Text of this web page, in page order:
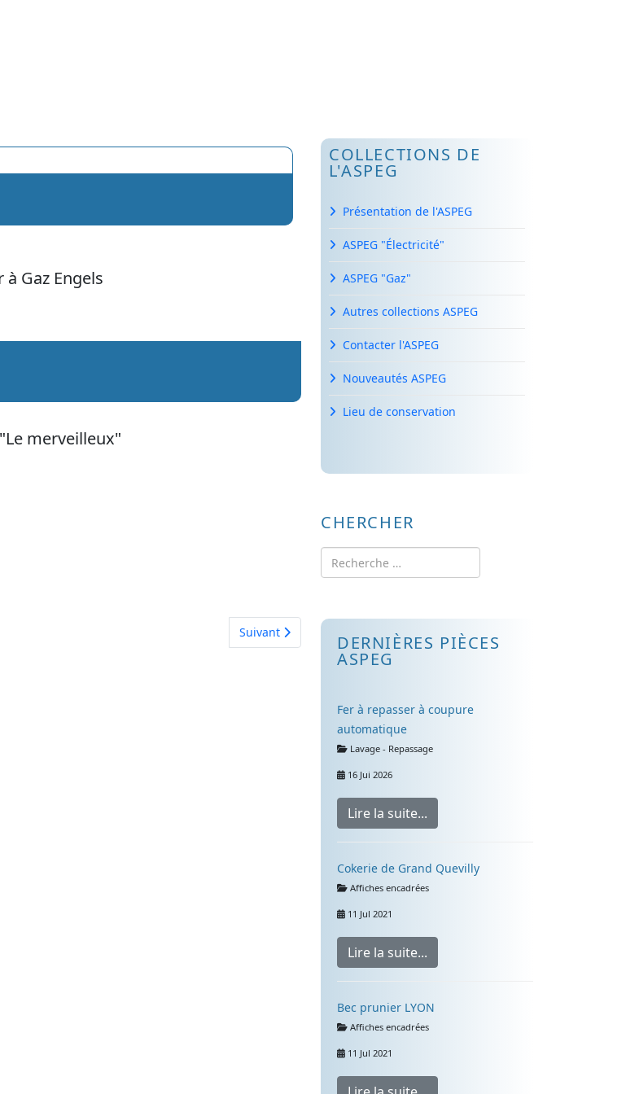
merveilleux"
Article suivant : Radiateur ville de Paris
Suivant
COLLECTIONS DE
L'ASPEG
Présentation de l'ASPEG
ASPEG "Électricité"
ASPEG "Gaz"
Autres collections ASPEG
Contacter l'ASPEG
Nouveautés ASPEG
Lieu de conservation
CHERCHER
Rechercher
DERNIÈRES PIÈCES
ASPEG
Fer à repasser à coupure
automatique
Détails
Lavage - Repassage
16 Jui 2026
Lire la suite...
Cokerie de Grand Quevilly
Détails
Affiches encadrées
11 Jul 2021
Lire la suite...
Bec prunier LYON
Détails
Affiches encadrées
11 Jul 2021